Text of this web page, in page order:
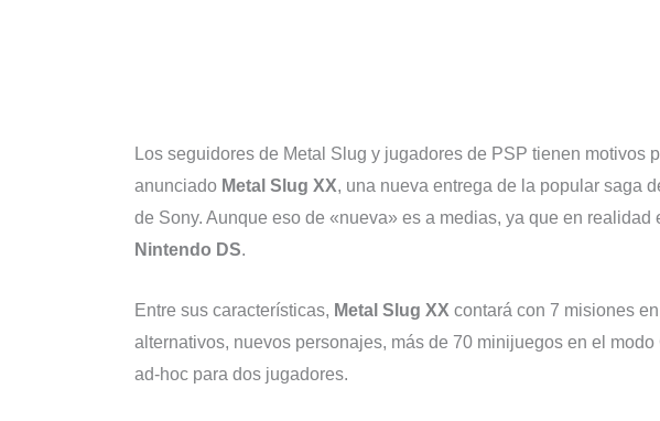
Los seguidores de Metal Slug y jugadores de PSP tienen motivos
anunciado Metal Slug XX, una nueva entrega de la popular saga
de Sony. Aunque eso de «nueva» es a medias, ya que en realidad
Nintendo DS.
Entre sus características, Metal Slug XX contará con 7 misiones
alternativos, nuevos personajes, más de 70 minijuegos en el
ad-hoc para dos jugadores.